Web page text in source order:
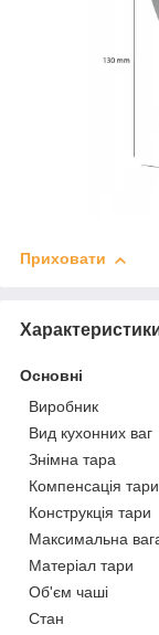
Приховати
Основні
Виробник
Вид кухонних ваг
Знімна тара
Компенсація тари
Конструкція тари
Максимальна
Матеріал тари
Об'єм чаші
Стан